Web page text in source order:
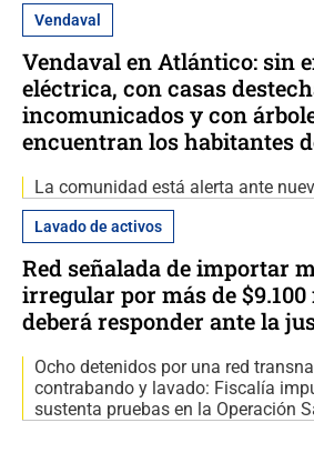
Vendaval
Vendaval en Atlántico: sin
eléctrica, con casas
incomunicados y con
encuentran los habitantes
La comunidad está alerta ante
Lavado de activos
Red señalada de importar
irregular por más de
deberá responder ante la
Ocho detenidos por una red
contrabando y lavado: Fiscalía
sustenta pruebas en la Operación